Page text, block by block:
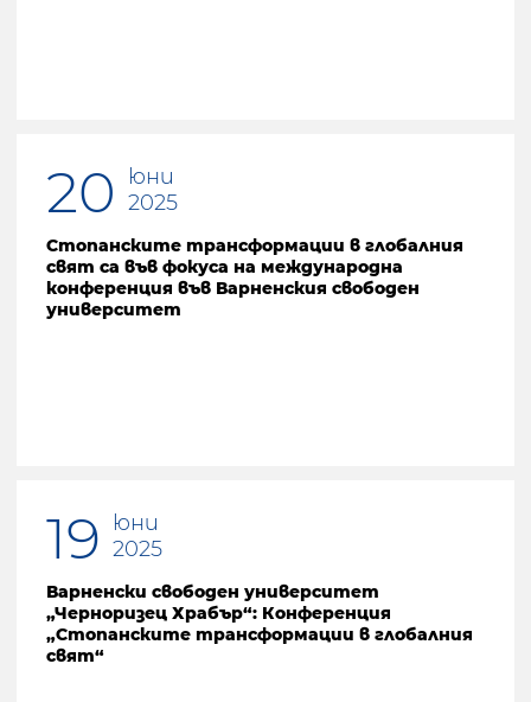
20
юни
2025
Стопанските трансформации в глобалния
свят са във фокуса на международна
конференция във Варненския свободен
университет
19
юни
2025
Варненски свободен университет
„Черноризец Храбър“: Конференция
„Стопанските трансформации в глобалния
свят“